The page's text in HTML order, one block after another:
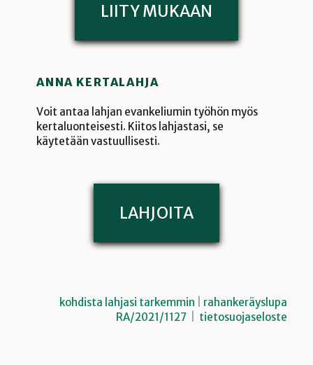
LIITY MUKAAN
ANNA KERTALAHJA
Voit antaa lahjan evankeliumin työhön myös
kertaluonteisesti. Kiitos lahjastasi, se
käytetään vastuullisesti.
LAHJOITA
kohdista lahjasi tarkemmin
rahankeräyslupa
RA/2021/1127| tietosuojaseloste